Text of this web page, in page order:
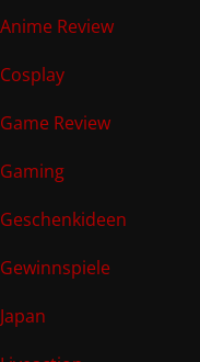
Anime Review
Cosplay
Game Review
Gaming
Geschenkideen
Gewinnspiele
Japan